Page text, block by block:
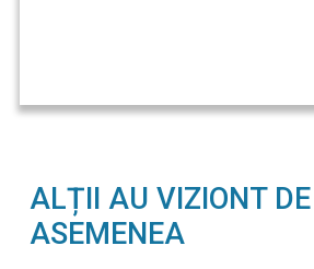
ALȚII AU VIZIONT DE
ASEMENEA